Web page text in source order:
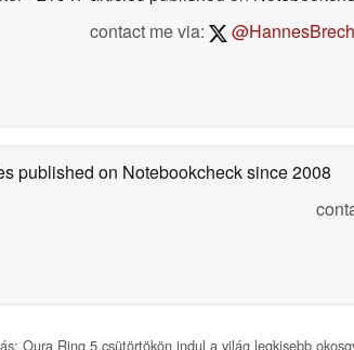
contact me via:
published on Notebookchecksince 2008
Oura Ring 5 csütörtökön indul a világ legkisebb